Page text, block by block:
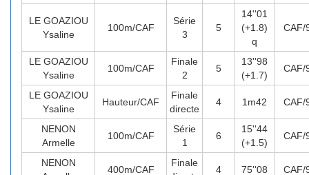
LE GOAZIOU
Ysaline
100m/CAF
Série
3
5
14''01
(+1.8)
q
CAF/
LE GOAZIOU
Ysaline
100m/CAF
Finale
2
5
13''98
(+1.7)
CAF/
LE GOAZIOU
Ysaline
Hauteur/CAF
Finale
directe
4 1m42 CAF/
NENON
Armelle
100m/CAF
Série
1
6
15''44
(+1.5)
CAF/
NENON
400m/CAF
Finale
4 75''08 CAF/